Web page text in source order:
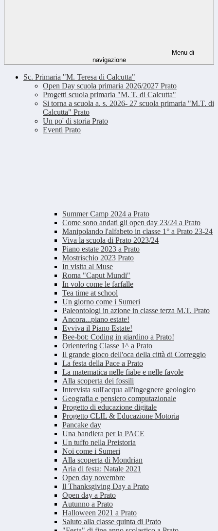
Menu di
navigazione
Sc. Primaria "M. Teresa di Calcutta"
Open Day scuola primaria 2026/2027 Prato
Progetti scuola primaria "M. T. di Calcutta"
Si torna a scuola a. s. 2026- 27 scuola primaria "M.T. di
Calcutta" Prato
Un po' di storia Prato
Eventi Prato
Summer Camp 2024 a Prato
Come sono andati gli open day 23/24 a Prato
Manipolando l'alfabeto in classe 1° a Prato 23-24
Viva la scuola di Prato 2023/24
Piano estate 2023 a Prato
Mostrischio 2023 Prato
In visita al Muse
Roma "Caput Mundi"
In volo come le farfalle
Tea time at school
Un giorno come i Sumeri
Paleontologi in azione in classe terza M.T. Prato
Ancora...piano estate!
Evviva il Piano Estate!
Bee-bot: Coding in giardino a Prato!
Orientering Classe 1^ a Prato
Il grande gioco dell'oca della città di Correggio
La festa della Pace a Prato
La matematica nelle fiabe e nelle favole
Alla scoperta dei fossili
Intervista sull'acqua all'ingegnere geologico
Geografia e pensiero computazionale
Progetto di educazione digitale
Progetto CLIL & Educazione Motoria
Pancake day
Una bandiera per la PACE
Un tuffo nella Preistoria
Noi come i Sumeri
Alla scoperta di Mondrian
Aria di festa: Natale 2021
Open day novembre
ll Thanksgiving Day a Prato
Open day a Prato
Autunno a Prato
Halloween 2021 a Prato
Saluto alla classe quinta di Prato